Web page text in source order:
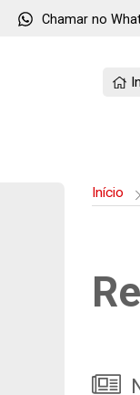
Chamar no
Início